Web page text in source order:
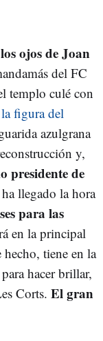
ojos de Joan
del FC
templo culé con
la figura del
azulgrana
y,
presidente de
llegado la hora
para las
en la principal
hecho, tiene en la
para hacer brillar,
Corts. El gran